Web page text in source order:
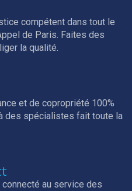
compétent dans tout le
de Paris. Faites des
la qualité.
et de copropriété 100%
des spécialistes fait toute la
au service des